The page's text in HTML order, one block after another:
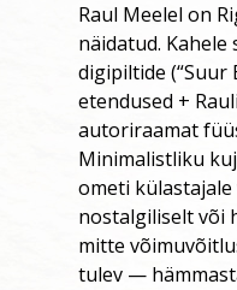
Raul Meelel on
näidatud.
digipiltide (“Suur
etendused +
autoriraamat
Minimalistliku
ometi külastajale
nostalgiliselt või
mitte
tulev —